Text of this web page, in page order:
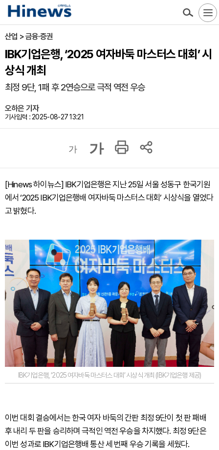
산업 > 금융·증권
IBK기업은행, ‘2025 여자바둑 마스터스 대회’ 시
상식 개최
최정 9단, 1패 후 2연승으로 극적 역전 우승
오하은 기자
기사입력 : 2025-08-27 13:21
가 가
[Hinews 하이뉴스] IBK기업은행은 지난 25일 서울 성동구 한국기원
에서 ‘2025 IBK기업은행배 여자바둑 마스터스 대회’ 시상식을 열었다
고 밝혔다.
IBK기업은행, ‘2025 여자바둑 마스터스 대회’ 시상식 개최 (IBK기업은행 제공)
이번 대회 결승에서는 한국 여자 바둑의 간판 최정 9단이 첫 판 패배
후 내리 두 판을 승리하며 극적인 역전 우승을 차지했다. 최정 9단은
이번 성과로 IBK기업은행배 통산 세 번째 우승 기록을 세웠다.